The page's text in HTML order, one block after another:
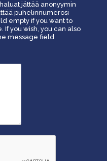
jättää anonyymin
puhelinnumerosi
empty if you want to
If you wish, you can also
message field